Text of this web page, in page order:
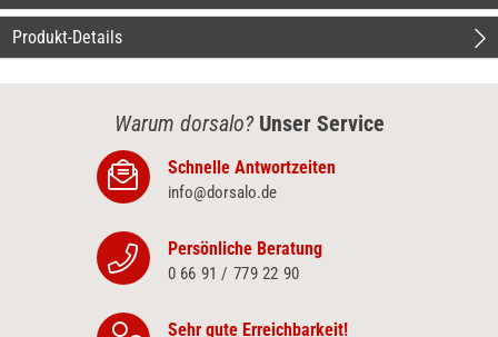
Produkt-Details
Warum dorsalo? Unser Service
Schnelle Antwortzeiten
info@dorsalo.de
Persönliche Beratung
0 66 91 / 779 22 90
Sehr gute Erreichbarkeit!